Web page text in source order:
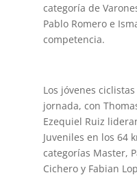
categoría de
Pablo Romero e
competencia.
Los jóvenes
jornada, con
Ezequiel Ruiz
Juveniles en los 64
categorías Master,
Cichero y Fabian